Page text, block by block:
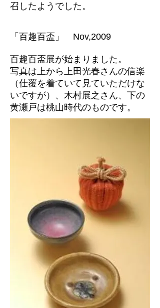
召したようでした。
「百趣百盃」 Nov,2009
百趣百盃展が始まりました。
写真は上から上田光春さんの信楽
（仕覆を着ていて見ていただけな
いですが）、木村展之さん、下の
黄瀬戸は桃山時代のものです。